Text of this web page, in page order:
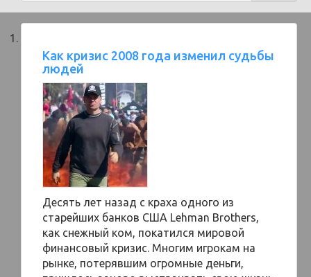
Как кризис 2008 года изменил судьбы
людей
Десять лет назад с краха одного из
старейших банков США Lehman Brothers,
как снежный ком, покатился мировой
финансовый кризис. Многим игрокам на
рынке, потерявшим огромные деньги,